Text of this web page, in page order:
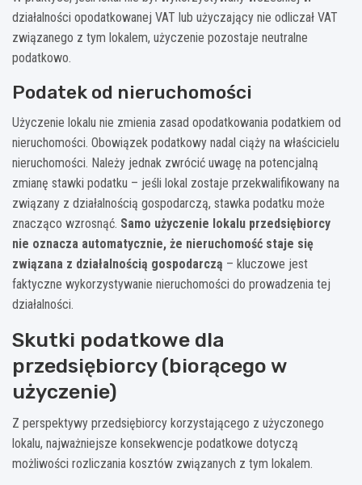
działalności opodatkowanej VAT lub użyczający nie odliczał VAT
związanego z tym lokalem, użyczenie pozostaje neutralne
podatkowo.
Podatek od nieruchomości
Użyczenie lokalu nie zmienia zasad opodatkowania podatkiem od
nieruchomości. Obowiązek podatkowy nadal ciąży na właścicielu
nieruchomości. Należy jednak zwrócić uwagę na potencjalną
zmianę stawki podatku – jeśli lokal zostaje przekwalifikowany na
związany z działalnością gospodarczą, stawka podatku może
znacząco wzrosnąć. Samo użyczenie lokalu przedsiębiorcy
nie oznacza automatycznie, że nieruchomość staje się
związana z działalnością gospodarczą – kluczowe jest
faktyczne wykorzystywanie nieruchomości do prowadzenia tej
działalności.
Skutki podatkowe dla
przedsiębiorcy (biorącego w
użyczenie)
Z perspektywy przedsiębiorcy korzystającego z użyczonego
lokalu, najważniejsze konsekwencje podatkowe dotyczą
możliwości rozliczania kosztów związanych z tym lokalem.